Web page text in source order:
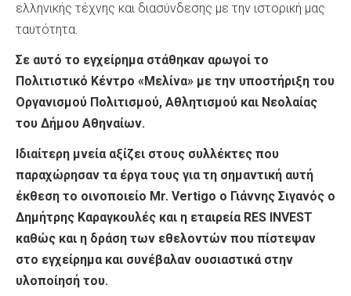
ελληνικής τέχνης και διασύνδεσης με την ιστορική μας
ταυτότητα.
Σε αυτό το εγχείρημα στάθηκαν αρωγοί το
Πολιτιστικό Κέντρο «Μελίνα» με την υποστήριξη του
Οργανισμού Πολιτισμού, Αθλητισμού και Νεολαίας
του Δήμου Αθηναίων.
Ιδιαίτερη μνεία αξίζει στους συλλέκτες που
παραχώρησαν τα έργα τους για τη σημαντική αυτή
έκθεση το οινοποιείο Mr. Vertigo ο Γιάννης Σιγανός ο
Δημήτρης Καραγκουλές και η εταιρεία RES INVEST
καθώς και η δράση των εθελοντών που πίστεψαν
στο εγχείρημα και συνέβαλαν ουσιαστικά στην
υλοποίησή του.